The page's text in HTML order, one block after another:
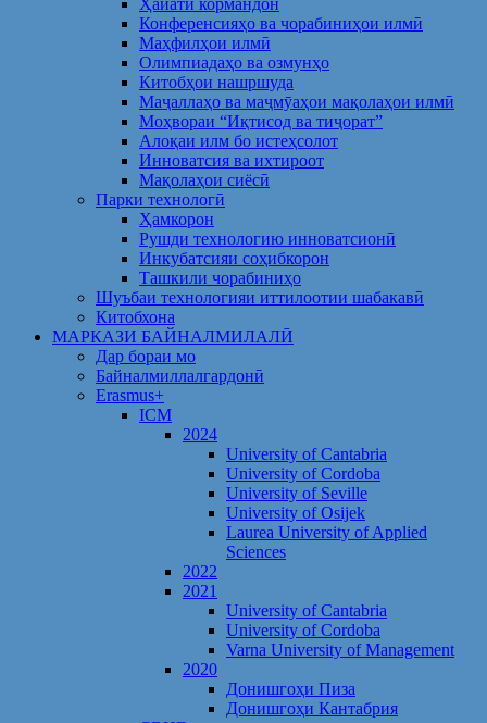
Ҳайати кормандон
Конференсияҳо ва чорабиниҳои илмӣ
Маҳфилҳои илмӣ
Олимпиадаҳо ва озмунҳо
Китобҳои нашршуда
Маҷаллаҳо ва маҷмӯаҳои мақолаҳои илмӣ
Моҳвораи “Иқтисод ва тиҷорат”
Алоқаи илм бо истеҳсолот
Инноватсия ва ихтироот
Мақолаҳои сиёсӣ
Парки технологӣ
Ҳамкорон
Рушди технологию инноватсионӣ
Инкубатсияи соҳибкорон
Ташкили чорабиниҳо
Шуъбаи технологияи иттилоотии шабакавӣ
Китобхона
МАРКАЗИ БАЙНАЛМИЛАЛӢ
Дар бораи мо
Байналмиллалгардонӣ
Erasmus+
ICM
2024
University of Cantabria
University of Cordoba
University of Seville
University of Osijek
Laurea University of Applied
Sciences
2022
2021
University of Cantabria
University of Cordoba
Varna University of Management
2020
Донишгоҳи Пиза
Донишгоҳи Кантабрия